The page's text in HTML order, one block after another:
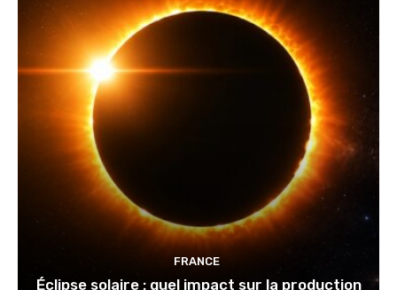
FRANCE
Éclipse solaire : quel impact sur la production